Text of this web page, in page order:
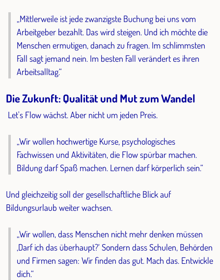
„Mittlerweile ist jede zwanzigste Buchung bei uns vom
Arbeitgeber bezahlt. Das wird steigen. Und ich möchte die
Menschen ermutigen, danach zu fragen. Im schlimmsten
Fall sagt jemand nein. Im besten Fall verändert es ihren
Arbeitsalltag.“
Die Zukunft: Qualität und Mut zum Wandel
Let's Flow wächst. Aber nicht um jeden Preis.
„Wir wollen hochwertige Kurse, psychologisches
Fachwissen und Aktivitäten, die Flow spürbar machen.
Bildung darf Spaß machen. Lernen darf körperlich sein.“
Und gleichzeitig soll der gesellschaftliche Blick auf
Bildungsurlaub weiter wachsen.
„Wir wollen, dass Menschen nicht mehr denken müssen
‚Darf ich das überhaupt?‘ Sondern dass Schulen, Behörden
und Firmen sagen: Wir finden das gut. Mach das. Entwickle
dich.“